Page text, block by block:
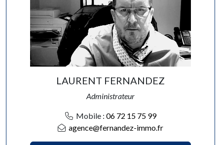
LAURENT FERNANDEZ
Administrateur
Mobile : 06 72 15 75 99
agence@fernandez-immo.fr